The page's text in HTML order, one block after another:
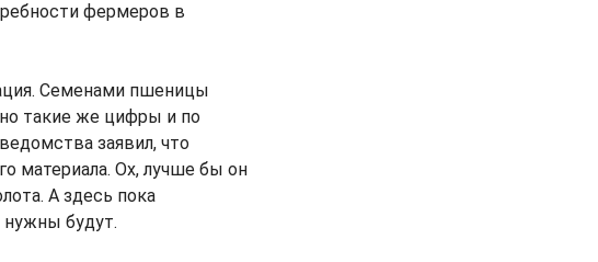
фермеров в
Семенами пшеницы
такие же цифры и по
заявил, что
материала. Ох, лучше бы он
А здесь пока
нужны будут.